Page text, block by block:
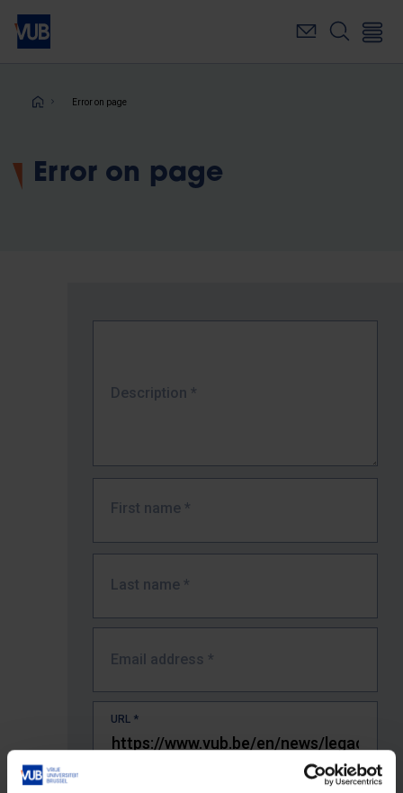
Skip
main
Breadcrumb
Error on page
Error on page
Description *
First name *
Last name *
Email address *
URL *
The full URL of the page where you encountered the error.